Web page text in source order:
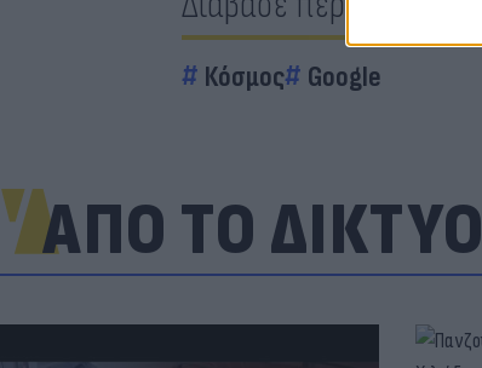
Κόσμος Google
ΑΠΟ ΤΟ ΔΙΚΤΥΟ